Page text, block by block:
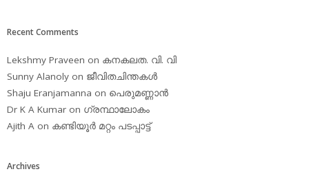
Recent Comments
Lekshmy Praveen on കനകലത. വി. വി
Sunny Alanoly on ജീവിതചിന്തകള്‍
Shaju Eranjamanna on പെരുമണ്ണാന്‍
Dr K A Kumar on ഗ്രന്ഥാലോകം
Ajith A on കണ്ടിയൂര്‍ മറ്റം പടപ്പാട്ട്‌
Archives